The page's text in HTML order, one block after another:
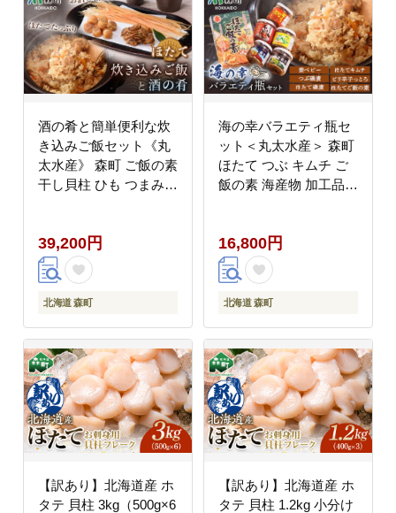
酒の肴と簡単便利な炊
き込みご飯セット《丸
太水産》 森町 ご飯の素
干し貝柱 ひも つまみ
品 乾物 ふるさと納税
北海道 mr1-1349
39,200円
北海道 森町
海の幸バラエティ瓶セ
ット＜丸太水産＞ 森町
ほたて つぶ キムチ ご
飯の素 海産物 加工品
16,800円
北海道 森町
【訳あり】北海道産 ホ
タテ 貝柱 3kg（500g×6
【訳あり】北海道産 ホ
タテ 貝柱 1.2kg 小分け